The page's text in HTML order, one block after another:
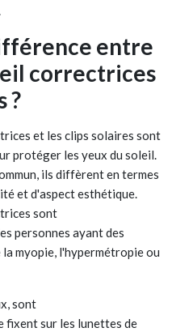
entre
correctrices
?
et les clips solaires sont
protéger les yeux du soleil.
ils diffèrent en termes
et d'aspect esthétique.
sont
personnes ayant des
myopie, l'hypermétropie ou
sont
fixent sur les lunettes de